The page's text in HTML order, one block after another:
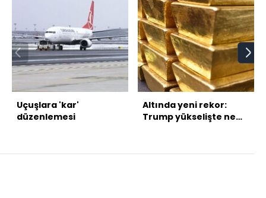
Uçuşlara 'kar'
düzenlemesi
Altında yeni rekor:
Trump yükselişte ne